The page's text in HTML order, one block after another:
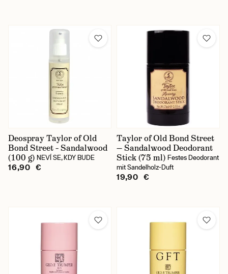
Deospray Taylor of Old
Bond Street – Sandalwood
(100 g) NEVÍ SE, KDY BUDE
16,90 €
Taylor of Old Bond Street
— Sandalwood Deodorant
Stick (75 ml) Festes Deodorant
mit Sandelholz-Duft
19,90 €